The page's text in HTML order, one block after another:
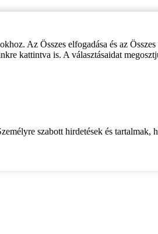
Az Összes elfogadása és az
kattintva is. A választásaidat
szabott hirdetések és tartalmak,